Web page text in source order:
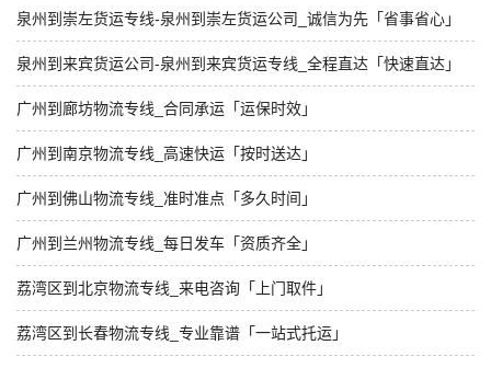
泉州到崇左货运专线-泉州到崇左货运公司_诚信为先「省事省心」
泉州到来宾货运公司-泉州到来宾货运专线_全程直达「快速直达」
广州到廊坊物流专线_合同承运「运保时效」
广州到南京物流专线_高速快运「按时送达」
广州到佛山物流专线_准时准点「多久时间」
广州到兰州物流专线_每日发车「资质齐全」
荔湾区到北京物流专线_来电咨询「上门取件」
荔湾区到长春物流专线_专业靠谱「一站式托运」